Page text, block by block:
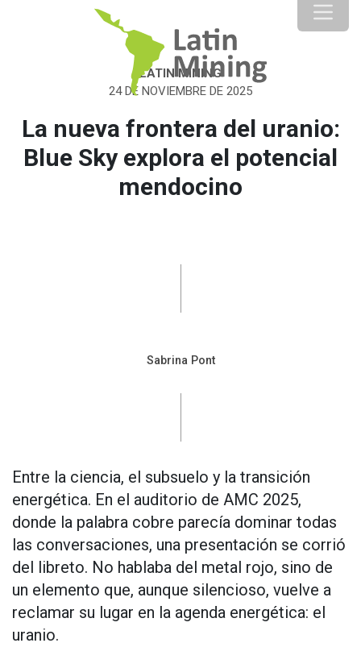
LATIN MINING
24 DE NOVIEMBRE DE 2025
La nueva frontera del uranio:
Blue Sky explora el potencial
mendocino
Sabrina Pont
Entre la ciencia, el subsuelo y la transición
energética. En el auditorio de AMC 2025,
donde la palabra cobre parecía dominar todas
las conversaciones, una presentación se corrió
del libreto. No hablaba del metal rojo, sino de
un elemento que, aunque silencioso, vuelve a
reclamar su lugar en la agenda energética: el
uranio.